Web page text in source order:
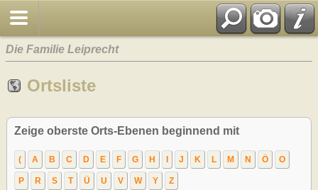
Die Familie Leiprecht
Ortsliste
Zeige oberste Orts-Ebenen beginnend mit
( A B C D E F G H J K L M N Ö O
P R S T Ü U V W Y Z